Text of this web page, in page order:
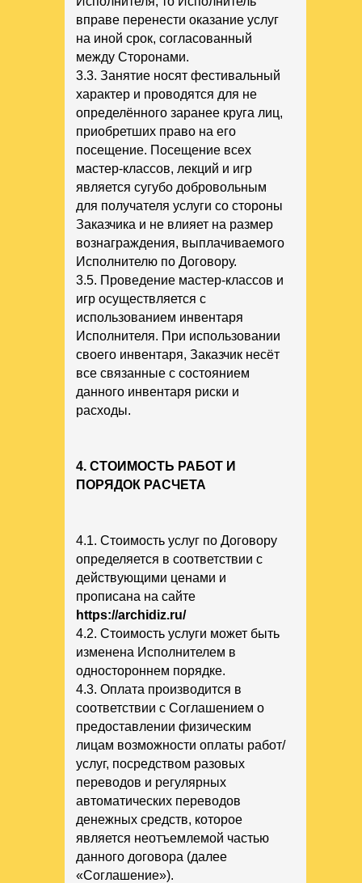
вправе перенести оказание услуг
на иной срок, согласованный
между Сторонами.
3.3. Занятие носят фестивальный
характер и проводятся для не
определённого заранее круга лиц,
приобретших право на его
посещение. Посещение всех
мастер-классов, лекций и игр
является сугубо добровольным
для получателя услуги со стороны
Заказчика и не влияет на размер
вознаграждения, выплачиваемого
Исполнителю по Договору.
3.5. Проведение мастер-классов и
игр осуществляется с
использованием инвентаря
Исполнителя. При использовании
своего инвентаря, Заказчик несёт
все связанные с состоянием
данного инвентаря риски и
расходы.
4. СТОИМОСТЬ РАБОТ И
ПОРЯДОК РАСЧЕТА
4.1. Стоимость услуг по Договору
определяется в соответствии с
действующими ценами и
прописана на сайте
https://archidiz.ru/
4.2. Стоимость услуги может быть
изменена Исполнителем в
одностороннем порядке.
4.3. Оплата производится в
соответствии с Соглашением о
предоставлении физическим
лицам возможности оплаты работ/
услуг, посредством разовых
переводов и регулярных
автоматических переводов
денежных средств, которое
является неотъемлемой частью
данного договора (далее
«Соглашение»).